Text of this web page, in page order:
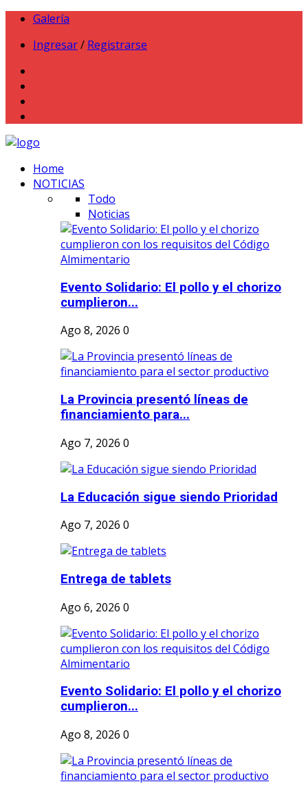
Galería
Ingresar/ Registrarse
Home
NOTICIAS
Todo
Noticias
Evento Solidario: El pollo y el chorizo
cumplieron...
Ago 8, 2026 0
La Provincia presentó líneas de
financiamiento para...
Ago 7, 2026 0
La Educación sigue siendo Prioridad
Ago 7, 2026 0
Entrega de tablets
Ago 6, 2026 0
Evento Solidario: El pollo y el chorizo
cumplieron...
Ago 8, 2026 0